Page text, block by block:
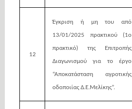
12
Έγκριση ή μη του από
13/01/2025 πρακτικού (1ο
πρακτικό) της Επιτροπής
Διαγωνισμού για το έργο
“Αποκατάσταση αγροτικής
οδοποιίας Δ.Ε.Μελίκης”.